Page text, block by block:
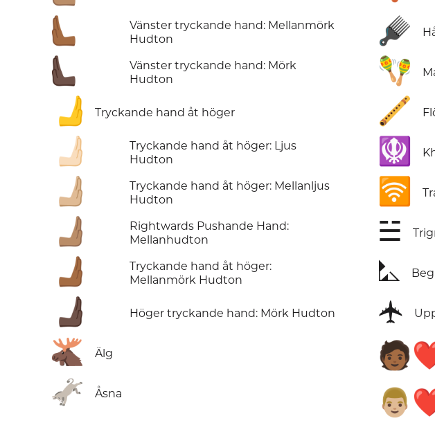
🫷🏾
Vänster tryckande hand: Mellanmörk
Hudton
🫷🏿
Vänster tryckande hand: Mörk
Hudton
🫸 Tryckande hand åt höger
🫸🏻
Tryckande hand åt höger: Ljus
Hudton
🫸🏼
Tryckande hand åt höger: Mellanljus
Hudton
🫸🏽
Rightwards Pushande Hand:
Mellanhudton
🫸🏾
Tryckande hand åt höger:
Mellanmörk Hudton
🫸🏿 Höger tryckande hand: Mörk Hudton
🫎 Älg
🫏 Åsna
🪮
🪇
🪈
🪯
🛜
☱
⛡
🛧